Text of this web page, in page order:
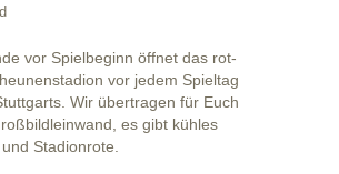
vor Spielbeginn öffnet das rot-
vor jedem Spieltag
Wir übertragen für Euch
es gibt kühles
Stadionrote.